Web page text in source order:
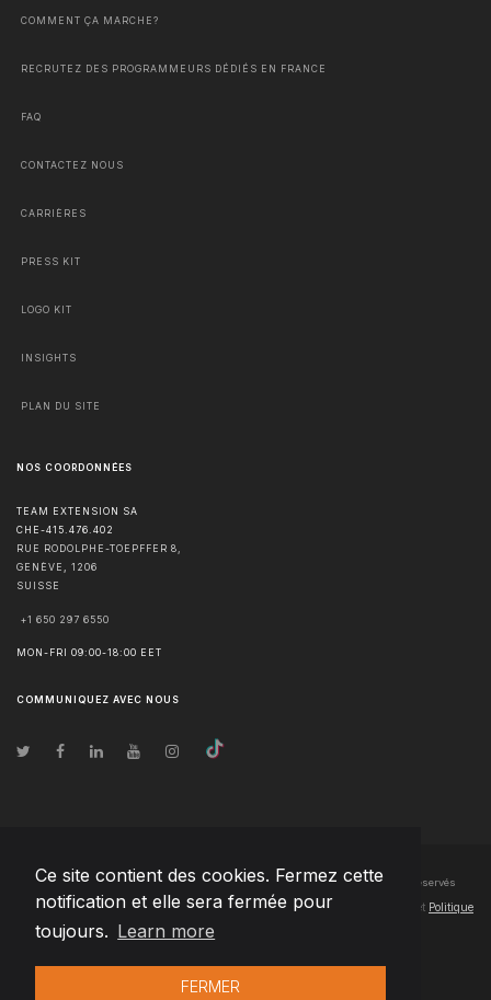
Ce site contient des cookies. Fermez cette
notification et elle sera fermée pour
toujours. Learn more
FERMER
COMMENT ÇA MARCHE?
RECRUTEZ DES PROGRAMMEURS DÉDIÉS EN FRANCE
FAQ
CONTACTEZ NOUS
CARRIÈRES
PRESS KIT
LOGO KIT
INSIGHTS
PLAN DU SITE
NOS COORDONNÉES
TEAM EXTENSION SA
CHE-415.476.402
RUE RODOLPHE-TOEPFFER 8,
GENÈVE
1206
SUISSE
+1 650 297 6550
MON-FRI 09:00-18:00 EET
COMMUNIQUEZ AVEC NOUS
© Droits d'auteur2026 Team Extension SA France- Tous les droits sont réservés
Changelog● En utilisant ce site, vous acceptez nos Conditions d'utilisation et Politique
de confidentialité